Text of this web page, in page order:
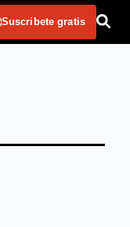
Suscribete gratis